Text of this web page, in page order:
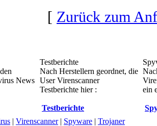
[ Zurück zum
News
Testberichte
Nach Herstellern geordnet, die
User Virenscanner
Testberichte hier :
Testberichte
ein
| Virenscanner| Spyware | Trojaner